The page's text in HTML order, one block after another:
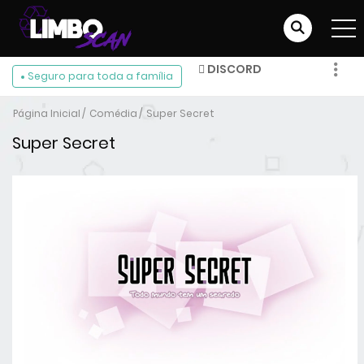
Seguro para toda a família
DISCORD
INSTAGRAM
Página Inicial Comédia Super Secret
Super Secret